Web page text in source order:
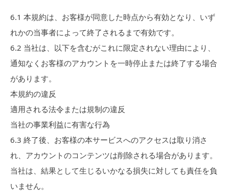
6.1 本規約は、お客様が同意した時点から有効となり、いず
れかの当事者によって終了されるまで有効です。
6.2 当社は、以下を含むがこれに限定されない理由により、
通知なくお客様のアカウントを一時停止または終了する場合
があります。
本規約の違反
適用される法令または規制の違反
当社の事業利益に有害な行為
6.3 終了後、お客様の本サービスへのアクセスは取り消さ
れ、アカウントのコンテンツは削除される場合があります。
当社は、結果として生じるいかなる損失に対しても責任を負
いません。